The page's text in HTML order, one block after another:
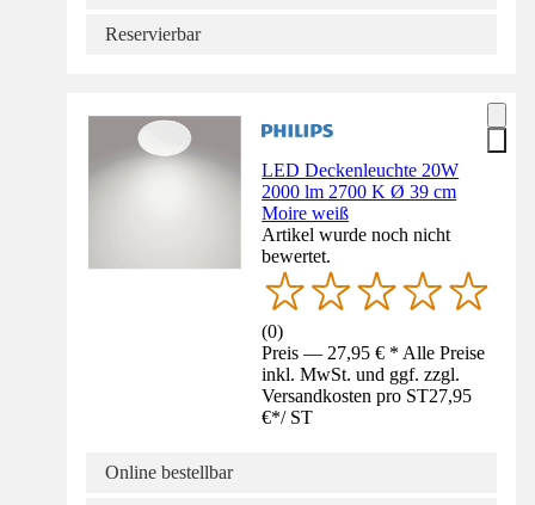
Reservierbar
LED Deckenleuchte 20W
2000 lm 2700 K Ø 39 cm
Moire weiß
Artikel wurde noch nicht
bewertet.
(0)
Preis — 27,95 € * Alle Preise
inkl. MwSt. und ggf. zzgl.
Versandkosten pro ST27,95
€*/ ST
Online bestellbar